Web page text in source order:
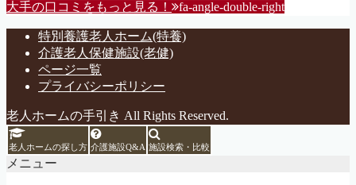
大手の口コミをもっと見る！ fa-angle-double-right
特別養護老人ホーム(特養)
介護老人保健施設(老健)
ページ一覧
プライバシーポリシー
老人ホームの手引き All Rights Reserved.
老人ホームの探し方 介護施設Q&A 施設検索・比較
メニュー